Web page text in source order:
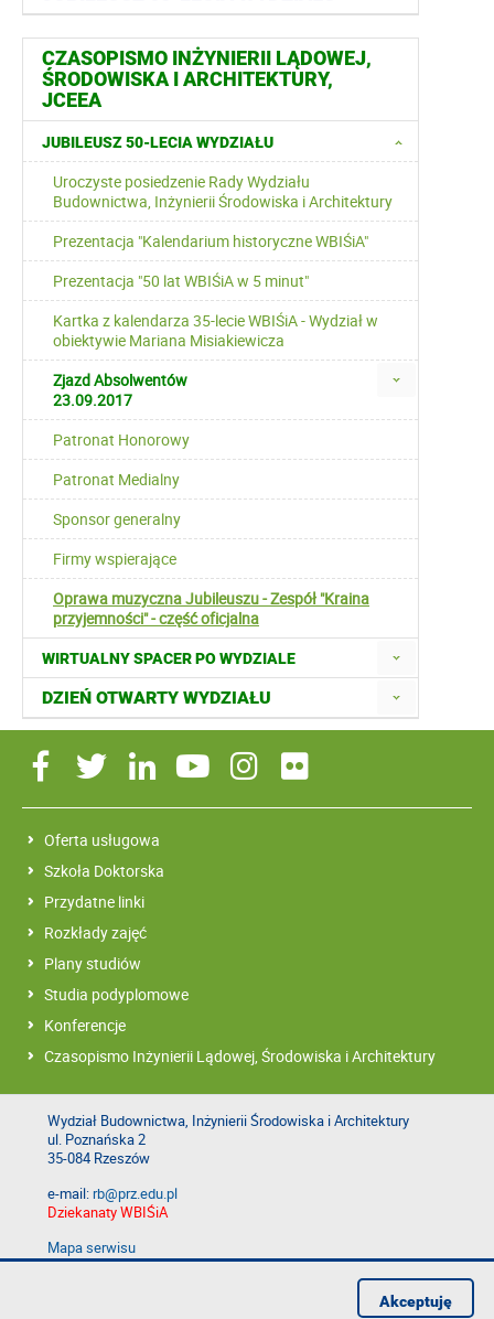
CZASOPISMO INŻYNIERII LĄDOWEJ,
ŚRODOWISKA I ARCHITEKTURY,
JCEEA
JUBILEUSZ 50-LECIA WYDZIAŁU
Uroczyste posiedzenie Rady Wydziału
Budownictwa, Inżynierii Środowiska i Architektury
Prezentacja "Kalendarium historyczne WBIŚiA"
Prezentacja "50 lat WBIŚiA w 5 minut"
Kartka z kalendarza 35-lecie WBIŚiA - Wydział w
obiektywie Mariana Misiakiewicza
Zjazd Absolwentów
23.09.2017
Patronat Honorowy
Patronat Medialny
Sponsor generalny
Firmy wspierające
Oprawa muzyczna Jubileuszu - Zespół "Kraina
przyjemności" - część oficjalna
WIRTUALNY SPACER PO WYDZIALE
DZIEŃ OTWARTY WYDZIAŁU
Oferta usługowa
Szkoła Doktorska
Przydatne linki
Rozkłady zajęć
Plany studiów
Studia podyplomowe
Konferencje
Czasopismo Inżynierii Lądowej, Środowiska i Architektury
Wydział Budownictwa, Inżynierii Środowiska i Architektury
ul. Poznańska 2
35-084 Rzeszów
e-mail:rb@prz.edu.pl
Dziekanaty WBIŚiA
Mapa serwisu
Deklaracja dostępności
Akceptuję